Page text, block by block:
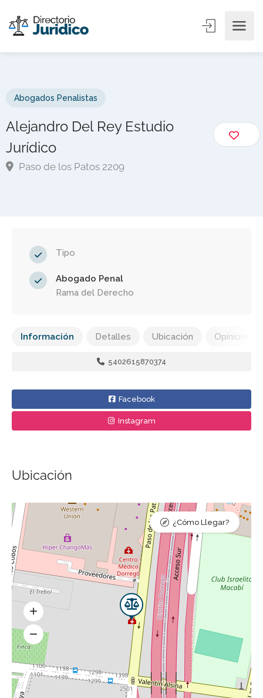
Abogados Penalistas
Alejandro Del Rey Estudio
Jurídico
Paso de los Patos 2209
Tipo
Abogado Penal
Rama del Derecho
Información Detalles Ubicación Opiniones
5402615870374
Facebook
Instagram
Ubicación
¿Cómo Llegar?